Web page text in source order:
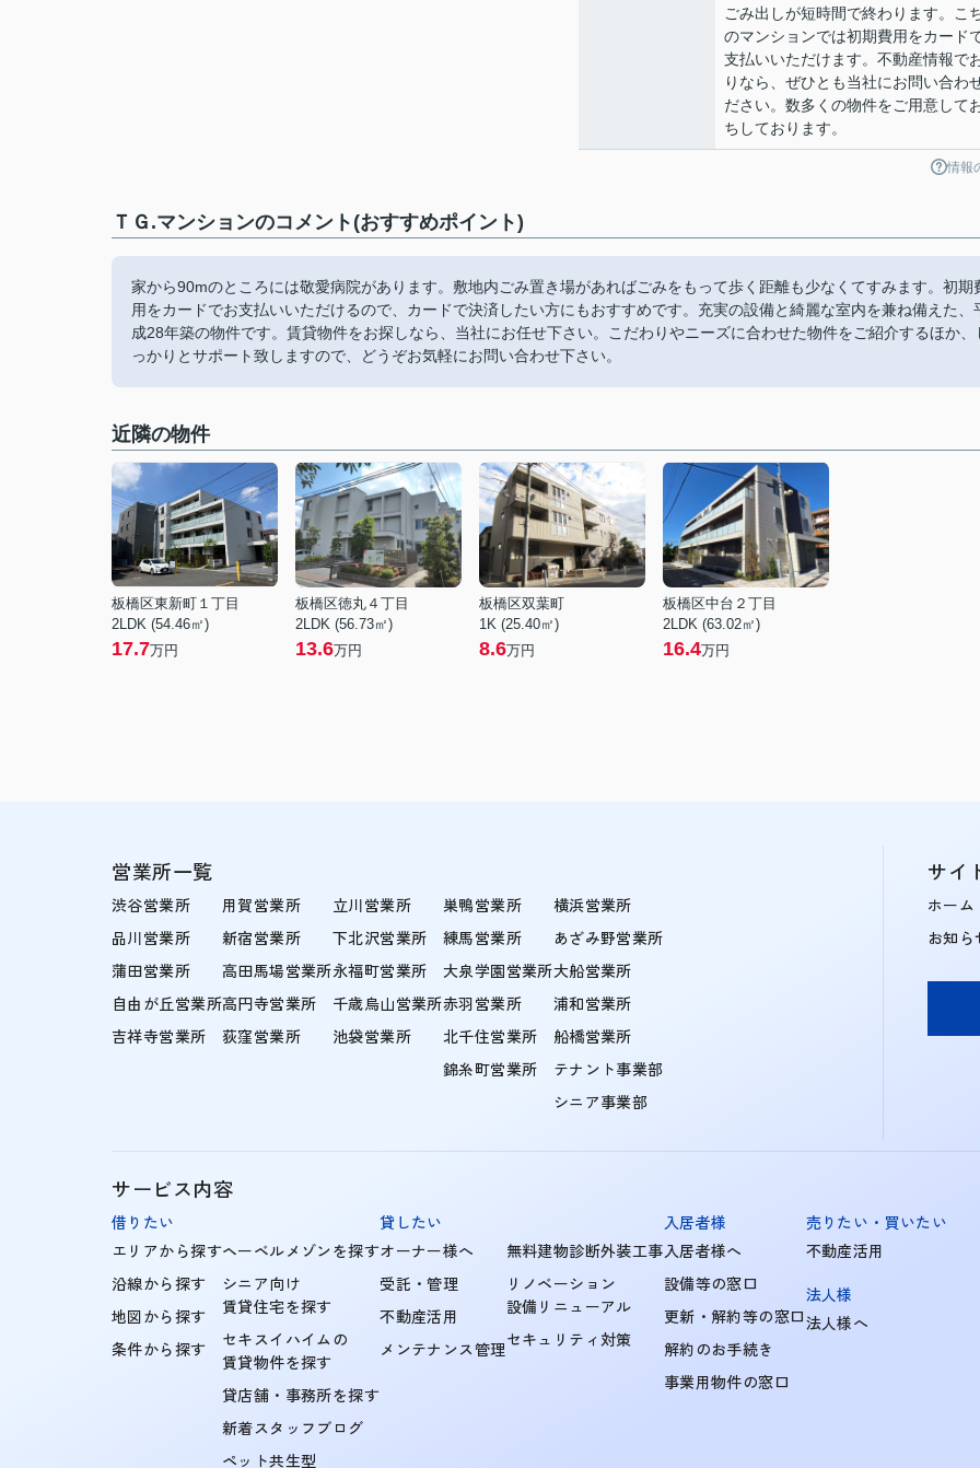
ごみ出しが短時間で終わります。こ
のマンションでは初期費用をカード
支払いいただけます。不動産情報で
りなら、ぜひとも当社にお問い合わ
ださい。数多くの物件をご用意して
ちしております。
情報
ＴＧ.マンションのコメント(おすすめポイント)
家から90mのところには敬愛病院があります。敷地内ごみ置き場があればごみをもって歩く距離も少なくてすみます。初期
用をカードでお支払いいただけるので、カードで決済したい方にもおすすめです。充実の設備と綺麗な室内を兼ね備えた、
成28年築の物件です。賃貸物件をお探しなら、当社にお任せ下さい。こだわりやニーズに合わせた物件をご紹介するほか、
っかりとサポート致しますので、どうぞお気軽にお問い合わせ下さい。
近隣の物件
板橋区東新町１丁目
2LDK (54.46㎡)
17.7万円
板橋区徳丸４丁目
2LDK (56.73㎡)
13.6万円
板橋区双葉町
1K (25.40㎡)
8.6万円
板橋区中台２丁目
2LDK (63.02㎡)
16.4万円
営業所一覧
渋谷営業所
品川営業所
蒲田営業所
自由が丘営業所
吉祥寺営業所
用賀営業所
新宿営業所
高田馬場営業所
高円寺営業所
荻窪営業所
立川営業所
下北沢営業所
永福町営業所
千歳烏山営業所
池袋営業所
巣鴨営業所
練馬営業所
大泉学園営業所
赤羽営業所
北千住営業所
錦糸町営業所
横浜営業所
あざみ野営業所
大船営業所
浦和営業所
船橋営業所
テナント事業部
シニア事業部
サイ
ホーム
お知ら
サービス内容
借りたい
エリアから探す
沿線から探す
地図から探す
条件から探す
ヘーベルメゾンを探す
シニア向け
賃貸住宅を探す
セキスイハイムの
賃貸物件を探す
貸店舗・事務所を探す
新着スタッフブログ
ペット共生型
貸したい
オーナー様へ
受託・管理
不動産活用
メンテナンス管理
無料建物診断外装工事
リノベーション
設備リニューアル
セキュリティ対策
入居者様
入居者様へ
設備等の窓口
更新・解約等の窓口
解約のお手続き
事業用物件の窓口
売りたい・買いたい
不動産活用
法人様
法人様へ